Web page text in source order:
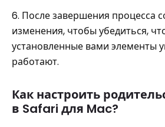
6. После завершения процесса
изменения, чтобы убедиться,
установленные вами элементы
работают.
Как настроить
в Safari для Mac?